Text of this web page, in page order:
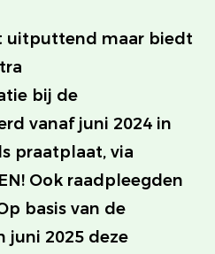
uitputtend maar biedt
bij de
vanaf juni 2024 in
praatplaat, via
Ook raadpleegden
basis van de
juni 2025 deze